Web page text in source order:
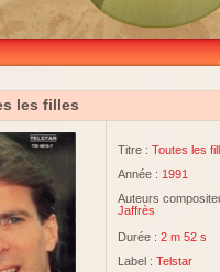
les filles
Titre : Toutes les
Année : 1991
Auteurs
Jaffrès
Durée : 2 m 52 s
Label : Telstar